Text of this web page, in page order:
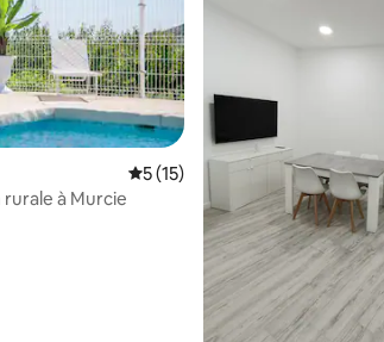
Évaluation moyenne sur la
5 (15)
rurale à Murcie